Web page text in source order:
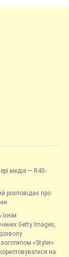
медіа — R40-
розповідає про
Getty Images,
«Styler»
на